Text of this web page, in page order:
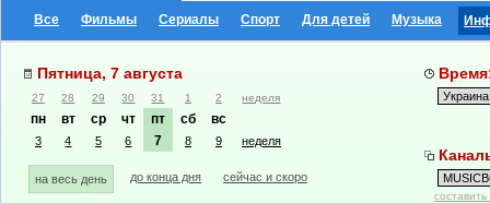
Все Фильмы Сериалы Спорт Для детей Музыка
Пятница, 7 августа
27 28 29 30 31 1 2 неделя
пн вт ср чт пт сб вс
3 4 5 6 7 8 9 неделя
на весь день до конца дня сейчас и скоро